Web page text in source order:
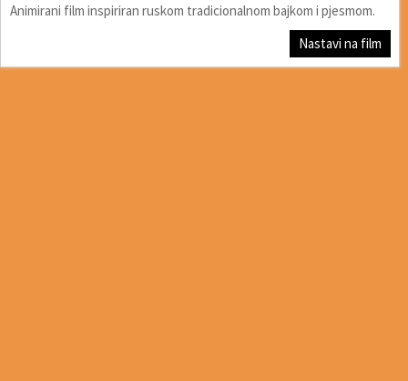
Animirani film inspiriran ruskom tradicionalnom bajkom i pjesmom.
Nastavi na film